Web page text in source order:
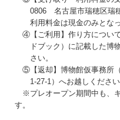
0806 名古屋市瑞穂区瑞
利用料金は現金のみとな
④ 【ご利用】作り方につい
ドブック）に記載した博
さい。
⑤ 【返却】博物館仮事務
1-27-1）へお越しください
※プレオープン期間中も、
す。